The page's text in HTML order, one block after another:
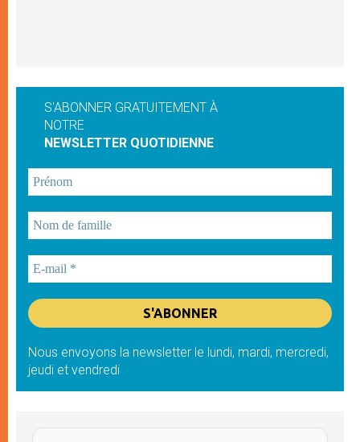
S'ABONNER GRATUITEMENT À
NOTRE
NEWSLETTER QUOTIDIENNE
Nous envoyons la newsletter le lundi, mardi, mercredi,
jeudi et vendredi